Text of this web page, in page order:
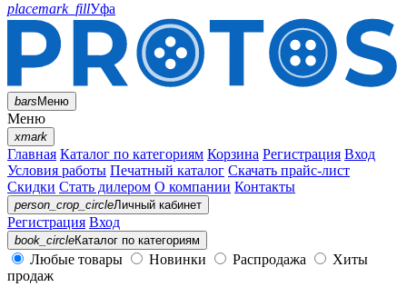
placemark_fillУфа
barsМеню
Меню
xmark
Главная Каталог по категориям Корзина Регистрация Вход
Условия работы Печатный каталог Скачать прайс-лист
Скидки Стать дилером О компании Контакты
person_crop_circleЛичный кабинет
Регистрация Вход
book_circleКаталог по категориям
Любые товары Новинки Распродажа
Хиты
продаж